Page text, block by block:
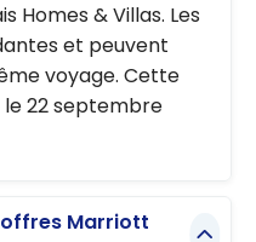
Homes & Villas. Les
et peuvent
voyage. Cette
22 septembre
Marriott